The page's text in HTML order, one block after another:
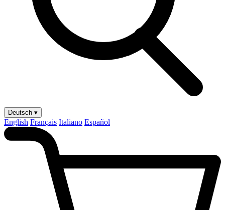
Deutsch ▾
English Français Italiano Español